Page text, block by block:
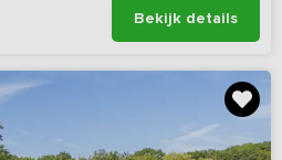
Bekijk details